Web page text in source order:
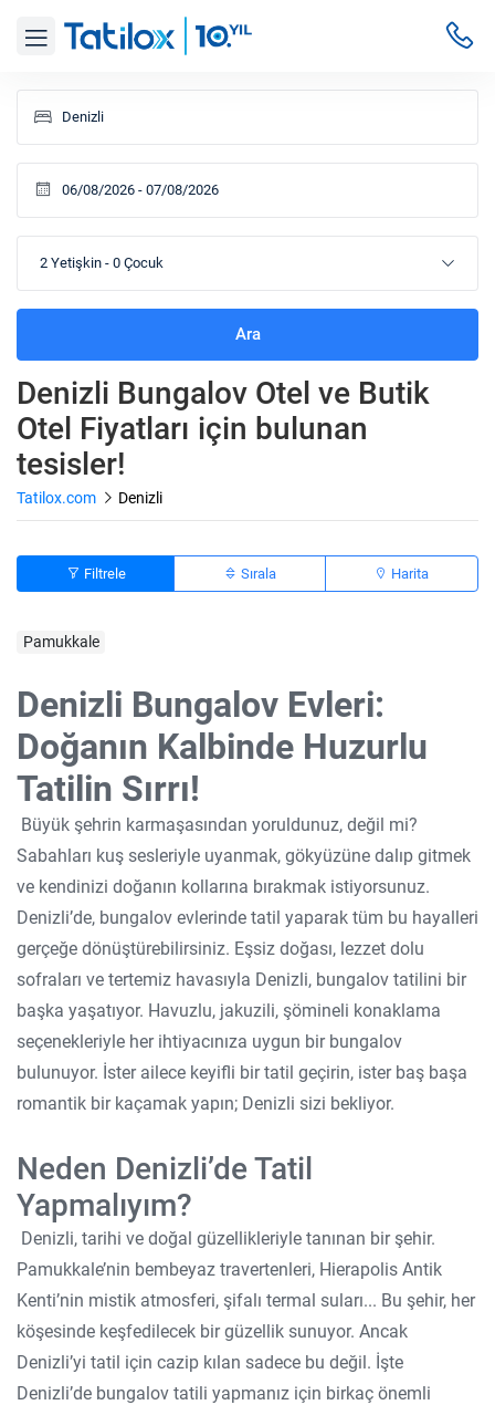
2 Yetişkin - 0 Çocuk
Ara
Denizli Bungalov Otel ve Butik
Otel Fiyatları için bulunan
tesisler!
Tatilox.com Denizli
Filtrele Sırala Harita
Pamukkale
Denizli Bungalov Evleri:
Doğanın Kalbinde Huzurlu
Tatilin Sırrı!
Büyük şehrin karmaşasından yoruldunuz, değil mi?
Sabahları kuş sesleriyle uyanmak, gökyüzüne dalıp gitmek
ve kendinizi doğanın kollarına bırakmak istiyorsunuz.
Denizli’de, bungalov evlerinde tatil yaparak tüm bu hayalleri
gerçeğe dönüştürebilirsiniz. Eşsiz doğası, lezzet dolu
sofraları ve tertemiz havasıyla Denizli, bungalov tatilini bir
başka yaşatıyor. Havuzlu, jakuzili, şömineli konaklama
seçenekleriyle her ihtiyacınıza uygun bir bungalov
bulunuyor. İster ailece keyifli bir tatil geçirin, ister baş başa
romantik bir kaçamak yapın; Denizli sizi bekliyor.
Neden Denizli’de Tatil
Yapmalıyım?
Denizli, tarihi ve doğal güzellikleriyle tanınan bir şehir.
Pamukkale’nin bembeyaz travertenleri, Hierapolis Antik
Kenti’nin mistik atmosferi, şifalı termal suları... Bu şehir, her
köşesinde keşfedilecek bir güzellik sunuyor. Ancak
Denizli’yi tatil için cazip kılan sadece bu değil. İşte
Denizli’de bungalov tatili yapmanız için birkaç önemli